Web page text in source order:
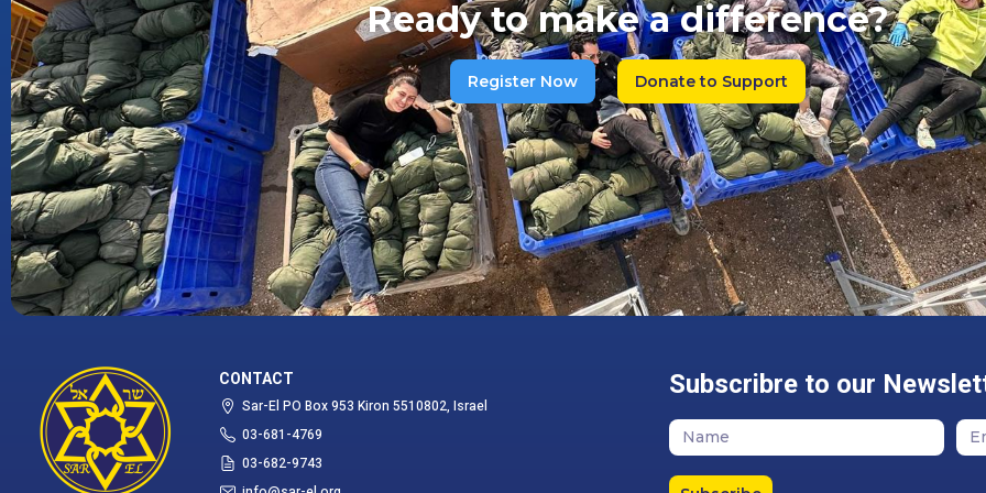
Ready to make a difference?
Register Now Donate to Support
CONTACT
Sar-El PO Box 953 Kiron 5510802, Israel
03-681-4769
03-682-9743
Subscribre to our